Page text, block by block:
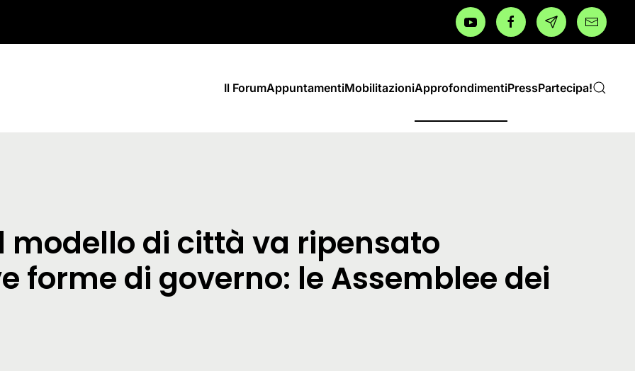
Il ForumAppuntamentiMobilitazioniApprofondimentiPressPartecipa!
di città va ripensato
forme di governo: le Assemblee dei